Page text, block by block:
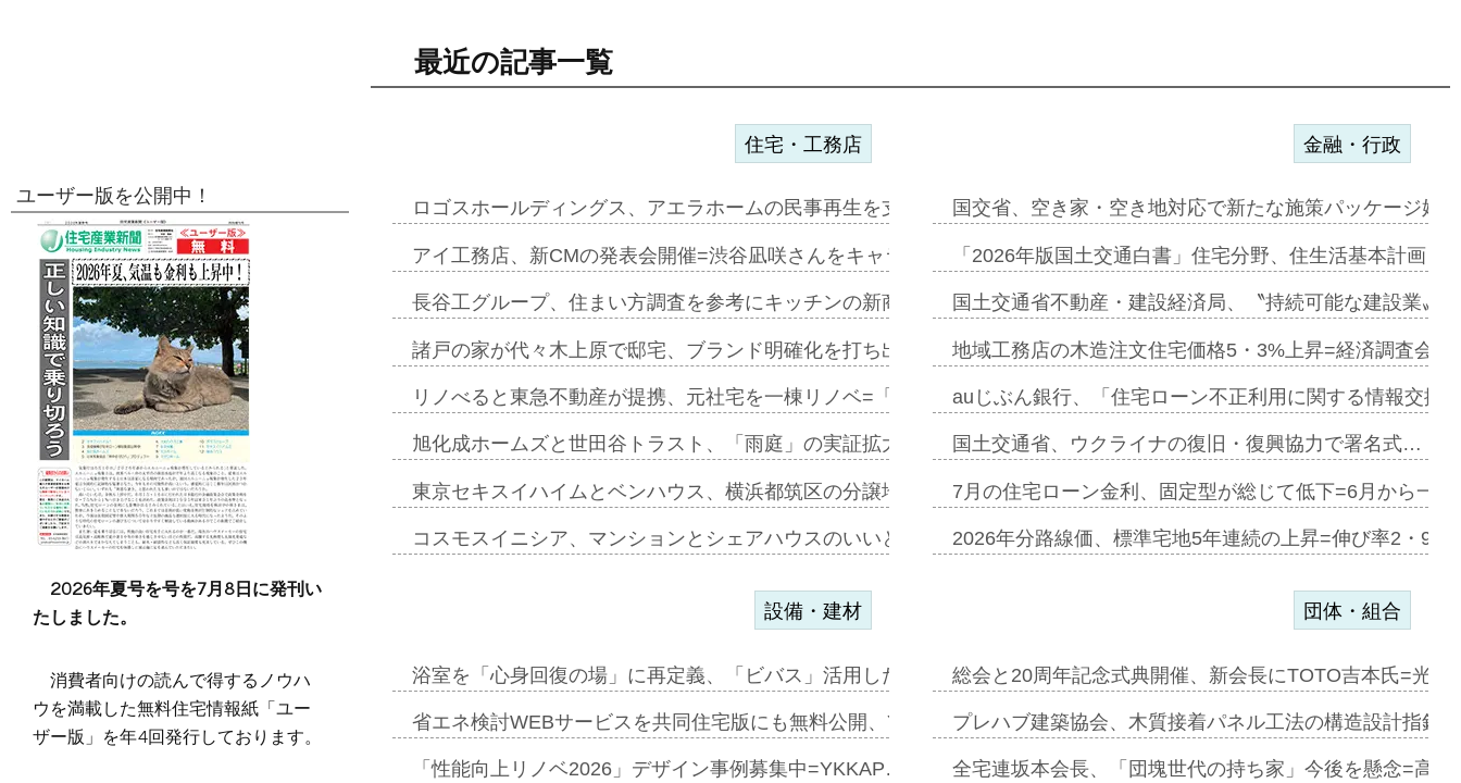
最近の記事一覧
住宅・工務店
ロゴスホールディングス、アエラホームの民事再生を支援=スポンサー契約…
アイ工務店、新CMの発表会開催=渋谷凪咲さんをキャラクターに起用…
長谷工グループ、住まい方調査を参考にキッチンの新商品=「ファミーレキ…
諸戸の家が代々木上原で邸宅、ブランド明確化を打ち出す=年内にも城南エ…
リノべると東急不動産が提携、元社宅を一棟リノベ=「職住遊」融合型の賃…
旭化成ホームズと世田谷トラスト、「雨庭」の実証拡大へ=ガーデンカフェ…
東京セキスイハイムとベンハウス、横浜都筑区の分譲地開発で初協業=お互…
コスモスイニシア、マンションとシェアハウスのいいとこどりのコリビング…
金融・行政
国交省、空き家・空き地対応で新たな施策パッケージ始
「2026年版国土交通白書」住宅分野、住生活基本計画
国土交通省不動産・建設経済局、〝持続可能な建設業〟
地域工務店の木造注文住宅価格5・3%上昇=経済調査会
auじぶん銀行、「住宅ローン不正利用に関する情報交換
国土交通省、ウクライナの復旧・復興協力で署名式…
7月の住宅ローン金利、固定型が総じて低下=6月から一
2026年分路線価、標準宅地5年連続の上昇=伸び率2・
設備・建材
浴室を「心身回復の場」に再定義、「ビバス」活用した新入浴法を提案=P…
省エネ検討WEBサービスを共同住宅版にも無料公開、YKKAPとワンビ…
「性能向上リノベ2026」デザイン事例募集中=YKKAP…
団体・組合
総会と20周年記念式典開催、新会長にTOTO吉本氏=光
プレハブ建築協会、木質接着パネル工法の構造設計指針
全宅連坂本会長、「団塊世代の持ち家」今後を懸念=高
ユーザー版を公開中！
2026年夏号を号を7月8日に発刊い
たしました。
消費者向けの読んで得するノウハ
ウを満載した無料住宅情報紙「ユー
ザー版」を年4回発行しております。